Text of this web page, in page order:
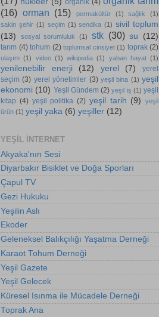
(16) orman (15) permakültür (1) sağlık
(1)
sakin şehir (1) seçim (1) sendika (1) sivil toplum
(13)
sosyal sorumluluk (1) stk (30) su (12)
tarım (4) tohum (2) toplumsal cinsiyet (1) toprak (2)
ulaşım (1) video (1) wikipedia (1) yaban hayat (1)
yenilenebilir enerji (12) yerel (7)
yerel
seçim (3) yerel yönetimler (3) yeşil bina (1) yeşil
ekonomi (10) Yeşil Gündem (2) yeşil iş (1) yeşil
kitap (4) yeşil politika (2) yeşil tarih (9)
yeşil
ürün (1) yeşil yaka (6) yeşiller (12)
YEŞIL INTERNET
Akyaka'nın Sesi
Diyarbakır Bisiklet ve Doğa Sporları
Çapul TV
Gezi Hukuku
Yeşilin Aslı
Ekoder
Geleneksel Balıkçılığı Yaşatma Derneği
Karaot Tohum Derneği
Yeşil Gazete
Yeşil Gelecek
Küresel Isınma ile Mücadele Derneği
Toprak Ana